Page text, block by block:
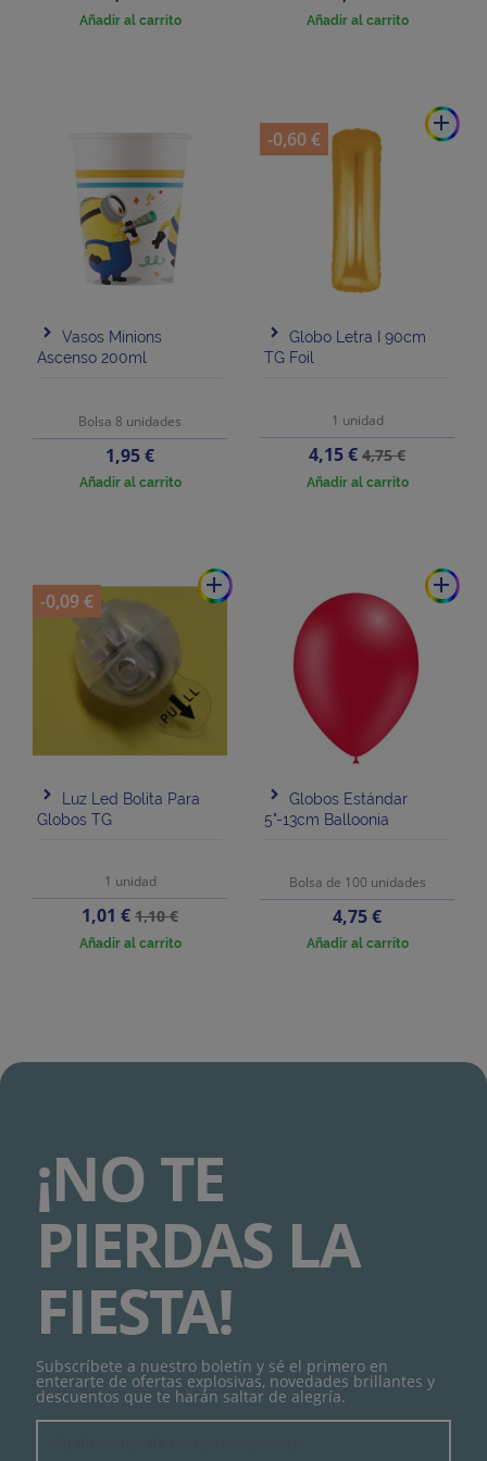
Añadir al carrito Añadir al carrito
Vasos Minions
Ascenso 200ml
Bolsa 8 unidades
Precio
1,95 €
Añadir al carrito
add
Globo Letra I 90cm
TG Foil
1 unidad
Precio
4,15 €Precio
base
4,75 €
Añadir al carrito
-0,60 €
add
Luz Led Bolita Para
Globos TG
1 unidad
Precio
1,01 €Precio
base
1,10 €
Añadir al carrito
-0,09 €
add
Globos Estándar
5"-13cm Balloonia
Bolsa de 100 unidades
Precio
4,75 €
Añadir al carrito
¡NO TE
PIERDAS LA
FIESTA!
Subscríbete a nuestro boletín y sé el primero en
enterarte de ofertas explosivas, novedades brillantes y
descuentos que te harán saltar de alegría.